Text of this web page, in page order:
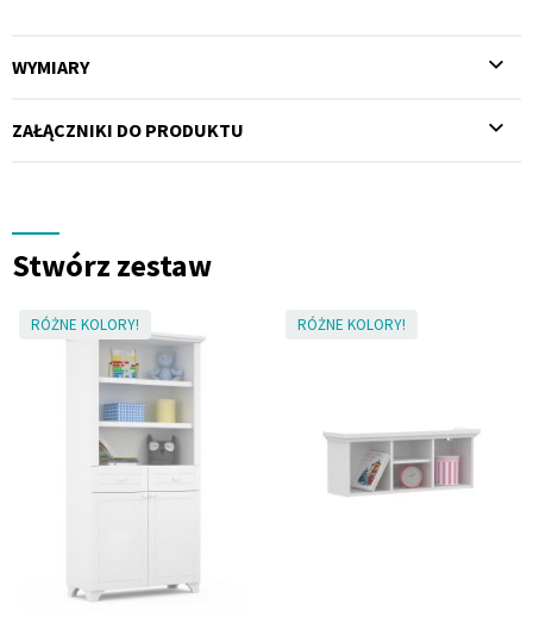
WYMIARY
ZAŁĄCZNIKI DO PRODUKTU
Stwórz zestaw
RÓŻNE KOLORY! RÓŻNE KOLORY!